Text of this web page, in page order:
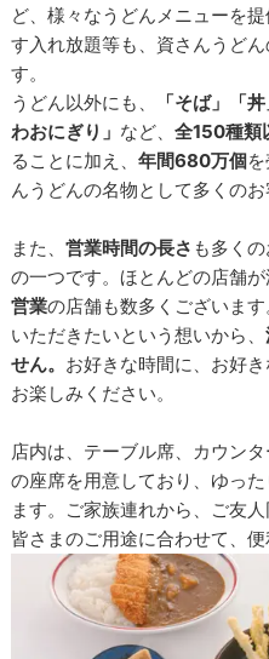
ど、様々なうどんメニューを
す入れ放題等も、資さんうど
す。
うどん以外にも、
「そば」「
わおにぎり」 など、全150種類
ることに加え、年間680万個
んうどんの名物として多くの
また、営業時間の長さ も多く
の一つです。ほとんどの店舗
営業の店舗も数多くございま
いただきたいという想いから、
せん。 お好きな時間に、お好
お楽しみください。
店内は、テーブル席、カウン
の座席を用意しており、ゆっ
ます。ご家族連れから、ご友
皆さまのご用途に合わせて、便